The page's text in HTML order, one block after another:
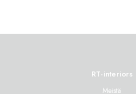
RT-interiors
Meistä